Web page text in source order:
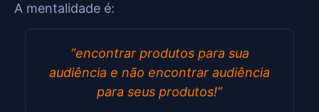
A mentalidade é:
“encontrar produtos para sua
audiência e não encontrar audiência
para seus produtos!”